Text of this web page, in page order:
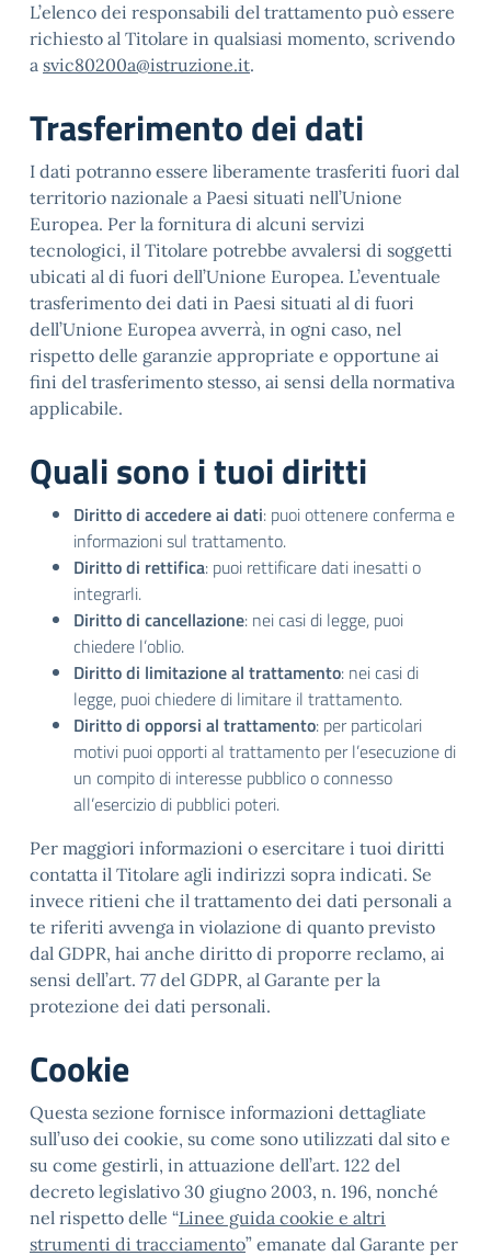
L’elenco dei responsabili del trattamento può essere
richiesto al Titolare in qualsiasi momento, scrivendo
a svic80200a@istruzione.it.
Trasferimento dei dati
I dati potranno essere liberamente trasferiti fuori dal
territorio nazionale a Paesi situati nell’Unione
Europea. Per la fornitura di alcuni servizi
tecnologici, il Titolare potrebbe avvalersi di soggetti
ubicati al di fuori dell’Unione Europea. L’eventuale
trasferimento dei dati in Paesi situati al di fuori
dell’Unione Europea avverrà, in ogni caso, nel
rispetto delle garanzie appropriate e opportune ai
fini del trasferimento stesso, ai sensi della normativa
applicabile.
Quali sono i tuoi diritti
Diritto di accedere ai dati: puoi ottenere conferma e
informazioni sul trattamento.
Diritto di rettifica: puoi rettificare dati inesatti o
integrarli.
Diritto di cancellazione: nei casi di legge, puoi
chiedere l’oblio.
Diritto di limitazione al trattamento: nei casi di
legge, puoi chiedere di limitare il trattamento.
Diritto di opporsi al trattamento: per particolari
motivi puoi opporti al trattamento per l’esecuzione di
un compito di interesse pubblico o connesso
all’esercizio di pubblici poteri.
Per maggiori informazioni o esercitare i tuoi diritti
contatta il Titolare agli indirizzi sopra indicati. Se
invece ritieni che il trattamento dei dati personali a
te riferiti avvenga in violazione di quanto previsto
dal GDPR, hai anche diritto di proporre reclamo, ai
sensi dell’art. 77 del GDPR, al Garante per la
protezione dei dati personali.
Cookie
Questa sezione fornisce informazioni dettagliate
sull’uso dei cookie, su come sono utilizzati dal sito e
su come gestirli, in attuazione dell’art. 122 del
decreto legislativo 30 giugno 2003, n. 196, nonché
nel rispetto delle “Linee guida cookie e altri
strumenti di tracciamento” emanate dal Garante per